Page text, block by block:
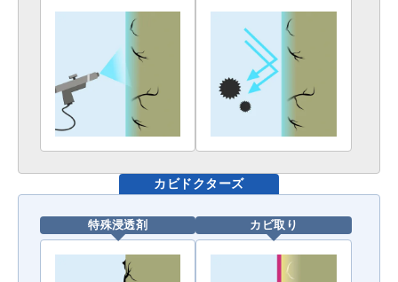
カビドクターズ
特殊浸透剤 カビ取り